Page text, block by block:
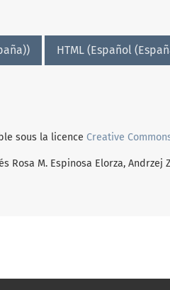
HTML (Español
sous la licence Creative
Rosa M. Espinosa Elorza, Andrzej